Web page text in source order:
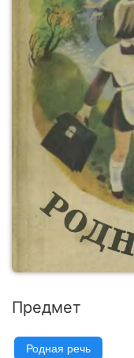
Предмет
Родная речь